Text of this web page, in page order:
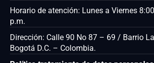
Horario de atención: Lunes a Viernes
p.m.
Dirección: Calle 90 No 87 – 69 / Barrio
Bogotá D.C. – Colombia.